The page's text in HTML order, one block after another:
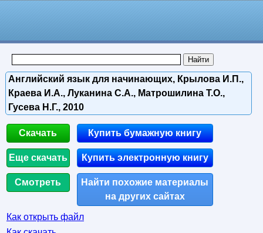
Английский язык для начинающих, Крылова И.П.,
Краева И.А., Луканина С.А., Матрошилина Т.О.,
Гусева Н.Г., 2010
Скачать
Еще скачать
Смотреть
Купить бумажную книгу
Купить электронную книгу
Найти похожие материалы
на других сайтах
Как открыть файл